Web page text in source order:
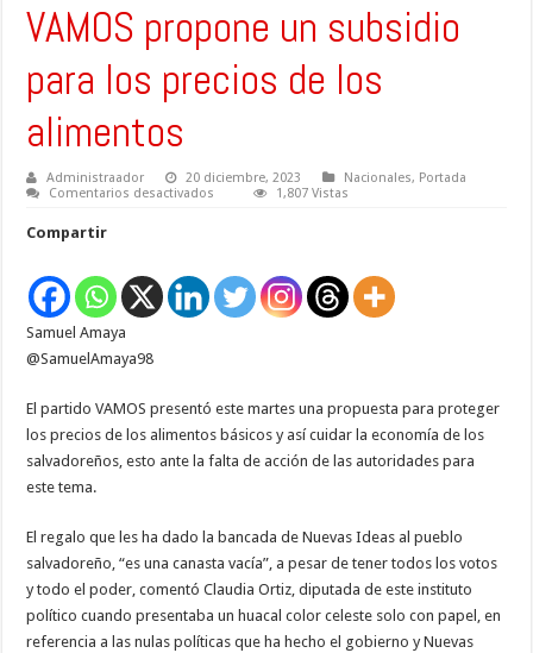
VAMOS propone un subsidio
para los precios de los
alimentos
Administraador 20 diciembre, 2023 Nacionales, Portada
Comentarios desactivados
los
precios
de
1,807 Vistas
Compartir
Samuel Amaya
@SamuelAmaya98
El partido VAMOS presentó este martes una propuesta para proteger
los precios de los alimentos básicos y así cuidar la economía de los
salvadoreños, esto ante la falta de acción de las autoridades para
este tema.
El regalo que les ha dado la bancada de Nuevas Ideas al pueblo
salvadoreño, “es una canasta vacía”, a pesar de tener todos los votos
y todo el poder, comentó Claudia Ortiz, diputada de este instituto
político cuando presentaba un huacal color celeste solo con papel, en
referencia a las nulas políticas que ha hecho el gobierno y Nuevas